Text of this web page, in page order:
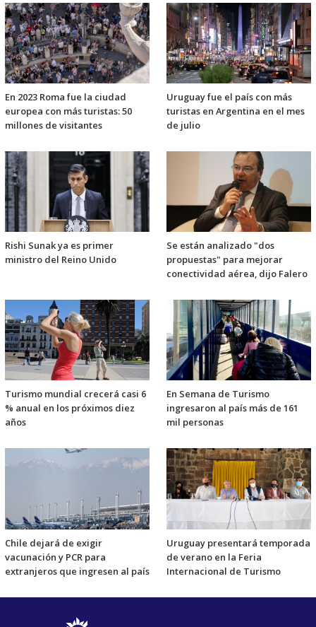
En 2023 Roma fue la ciudad
europea con más turistas: 50
millones de visitantes
Uruguay fue el país con más
turistas en Argentina en el mes
de julio
Rishi Sunak ya es primer
ministro del Reino Unido
Se están analizado "dos
propuestas" para mejorar
conectividad aérea, dijo Falero
Turismo mundial crecerá casi 6
% anual en los próximos diez
años
En Semana de Turismo
ingresaron al país más de 161
mil personas
Chile dejará de exigir
vacunación y PCR para
extranjeros que ingresen al país
Uruguay presentará temporada
de verano en la Feria
Internacional de Turismo